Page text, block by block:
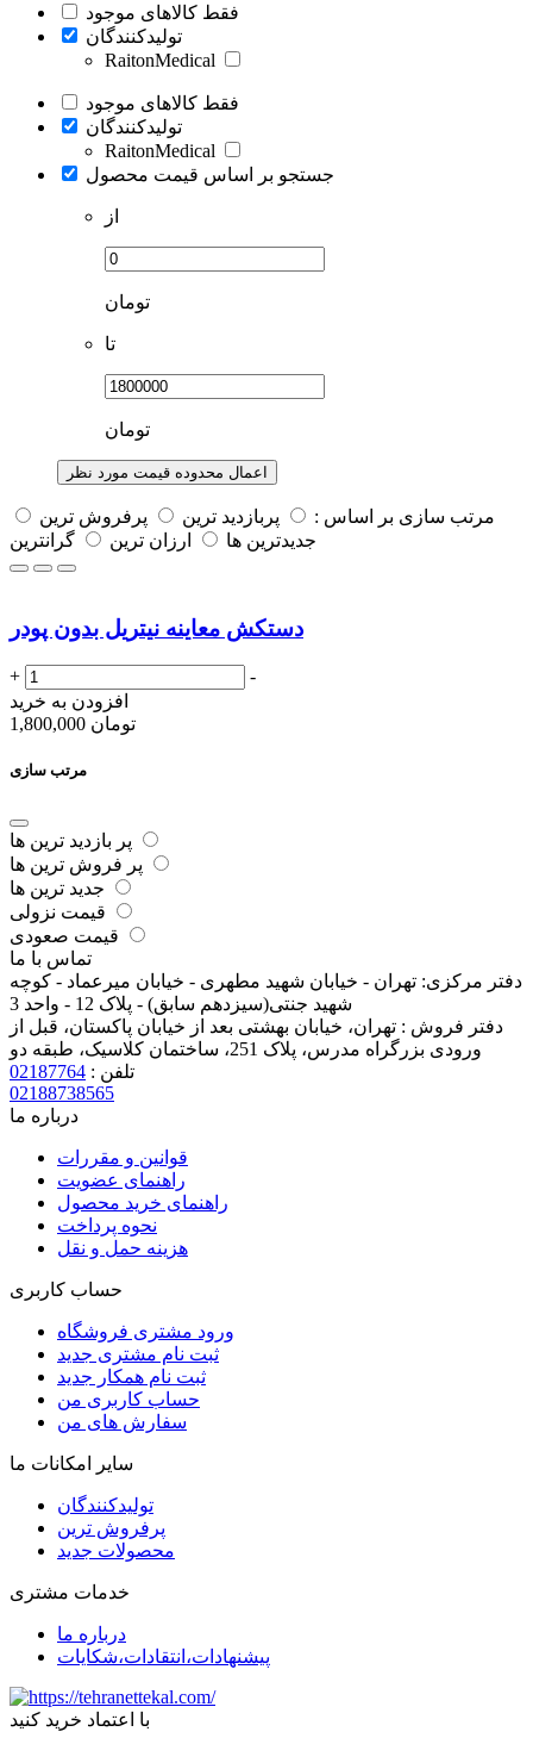
فقط کالاهای موجود
تولیدکنندگان
RaitonMedical
فقط کالاهای موجود
تولیدکنندگان
RaitonMedical
جستجو بر اساس قیمت محصول
از
تومان
تا
تومان
اعمال محدوده قیمت مورد نظر
مرتب سازی بر اساس : پربازديد ترين
پرفروش ترين
جديدترين ها
ارزان ترین گرانترین
دستکش معاینه نیتریل بدون پودر
+
-
افزودن به خرید
1,800,000 تومان
مرتب سازی
پر بازدید ترین ها
پر فروش ترین ها
جدید ترین ها
قیمت نزولی
قیمت صعودی
تماس با ما
دفتر مرکزی: تهران - خیابان شهید مطهری - خیابان میرعماد - کوچه
شهید جنتی(سیزدهم سابق) - پلاک 12 - واحد 3
دفتر فروش : تهران، خیابان بهشتی بعد از خیابان پاکستان، قبل از
ورودی بزرگراه مدرس، پلاک 251، ساختمان کلاسیک، طبقه دو
تلفن : 02187764
02188738565
درباره ما
قوانین و مقررات
راهنمای عضویت
راهنمای خرید محصول
نحوه پرداخت
هزینه حمل و نقل
حساب کاربری
ورود مشتری فروشگاه
ثبت نام مشتری جدید
ثبت نام همکار جدید
حساب کاربری من
سفارش های من
سایر امکانات ما
تولیدکنندگان
پرفروش ترین
محصولات جدید
خدمات مشتری
درباره ما
پیشنهادات،انتقادات،شکایات
با اعتماد خرید کنید